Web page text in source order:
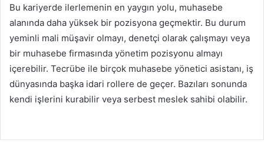
Bu kariyerde ilerlemenin en yaygın yolu, muhasebe
alanında daha yüksek bir pozisyona geçmektir. Bu durum
yeminli mali müşavir olmayı, denetçi olarak çalışmayı veya
bir muhasebe firmasında yönetim pozisyonu almayı
içerebilir. Tecrübe ile birçok muhasebe yönetici asistanı, iş
dünyasında başka idari rollere de geçer. Bazıları sonunda
kendi işlerini kurabilir veya serbest meslek sahibi olabilir.